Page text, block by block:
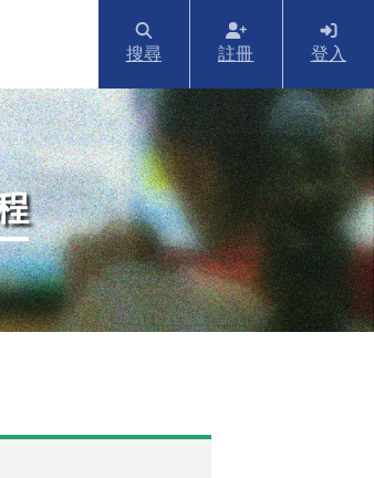
搜尋 註冊 登入